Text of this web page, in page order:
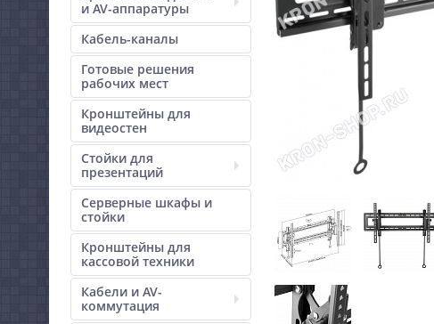
и AV-аппаратуры
Кабель-каналы
Готовые решения
рабочих мест
Кронштейны для
видеостен
Стойки для
презентаций
Серверные шкафы и
стойки
Кронштейны для
кассовой техники
Кабели и AV-
коммутация